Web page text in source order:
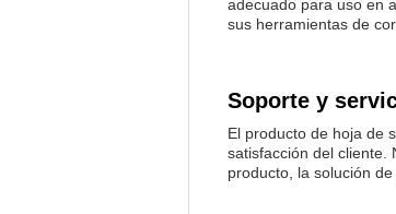
adecuado para uso en
sus herramientas de
Soporte y
El producto de hoja de
satisfacción del cliente.
producto, la solución